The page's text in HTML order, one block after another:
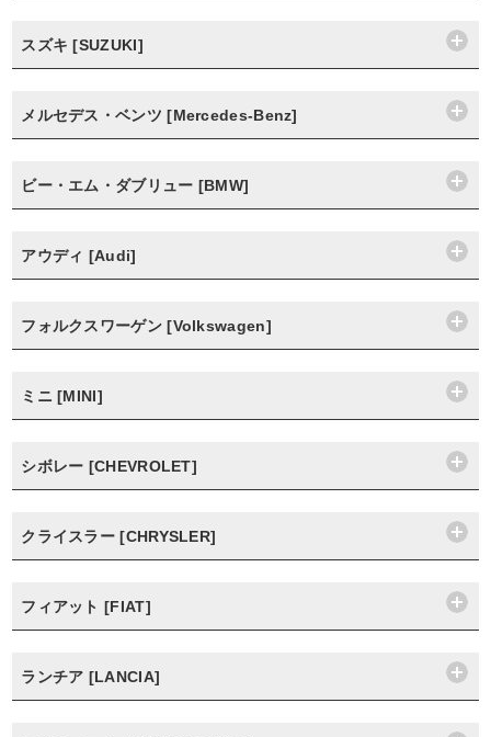
スズキ [SUZUKI]
メルセデス・ベンツ [Mercedes-Benz]
ビー・エム・ダブリュー [BMW]
アウディ [Audi]
フォルクスワーゲン [Volkswagen]
ミニ [MINI]
シボレー [CHEVROLET]
クライスラー [CHRYSLER]
フィアット [FIAT]
ランチア [LANCIA]